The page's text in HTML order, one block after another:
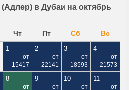
в Дубаи на октябрь
Чт Пт Сб Вс
1
от
15417
2
от
22141
3
от
18593
4
от
21573
8
от
9
от
10
от
11
от